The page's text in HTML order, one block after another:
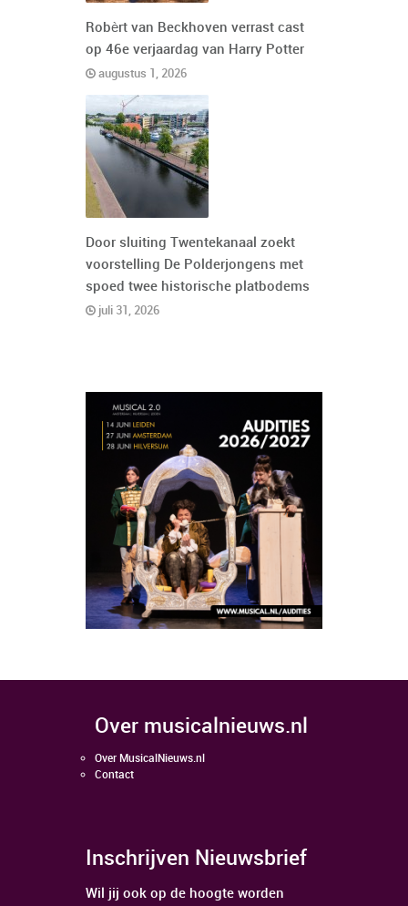
Robèrt van Beckhoven verrast cast
op 46e verjaardag van Harry Potter
augustus 1, 2026
Door sluiting Twentekanaal zoekt
voorstelling De Polderjongens met
spoed twee historische platbodems
juli 31, 2026
over musicalnieuws.nl
Over MusicalNieuws.nl
Contact
Inschrijven Nieuwsbrief
Wil jij ook op de hoogte worden